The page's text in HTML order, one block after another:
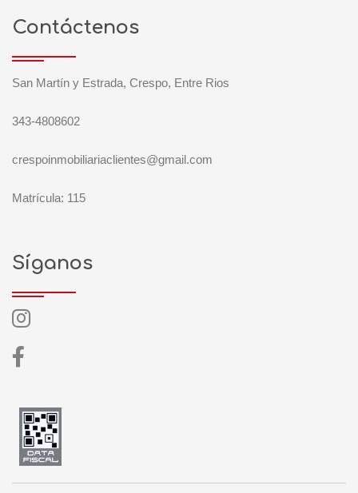
Contáctenos
San Martín y Estrada, Crespo, Entre Rios
343-4808602
crespoinmobiliariaclientes@gmail.com
Matrícula: 115
Síganos